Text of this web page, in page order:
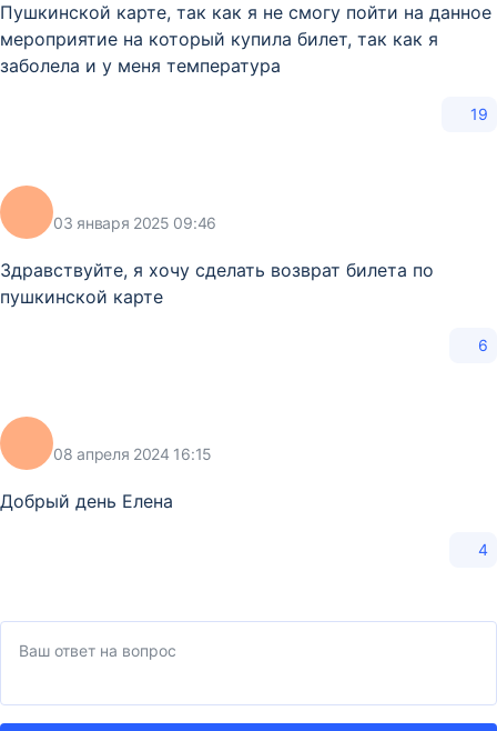
Пушкинской карте, так как я не смогу пойти на данное
мероприятие на который купила билет, так как я
заболела и у меня температура
19
03 января 2025 09:46
Здравствуйте, я хочу сделать возврат билета по
пушкинской карте
6
08 апреля 2024 16:15
Добрый день Елена
4